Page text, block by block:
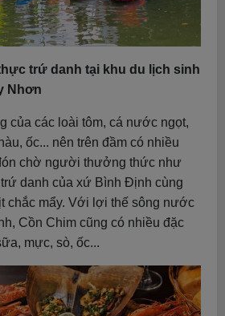
trứ danh tại khu du lịch sinh
Nhơn
của các loài tôm, cá nước ngọt,
ốc... nên trên đầm có nhiều
chờ người thưởng thức như
danh của xứ Bình Định cùng
chắc mẩy. Với lợi thế sông nước
Cồn Chim cũng có nhiều đặc
mực, sò, ốc...